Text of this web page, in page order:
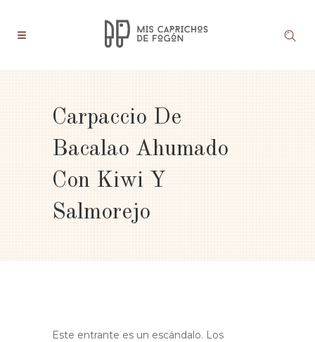
Carpaccio De
Bacalao Ahumado
Con Kiwi Y
Salmorejo
Este entrante es un escándalo. Los